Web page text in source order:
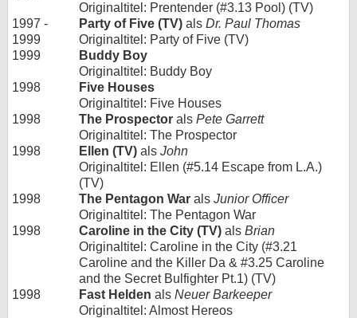
Originaltitel: Prentender (#3.13 Pool) (TV)
1997 -
1999
Party of Five (TV) als Dr. Paul Thomas
Originaltitel: Party of Five (TV)
1999
Buddy Boy
Originaltitel: Buddy Boy
1998
Five Houses
Originaltitel: Five Houses
1998
The Prospector als Pete Garrett
Originaltitel: The Prospector
1998
Ellen (TV) als John
Originaltitel: Ellen (#5.14 Escape from L.A.)
(TV)
1998
The Pentagon War als Junior Officer
Originaltitel: The Pentagon War
1998
Caroline in the City (TV) als Brian
Originaltitel: Caroline in the City (#3.21
Caroline and the Killer Da & #3.25 Caroline
and the Secret Bulfighter Pt.1) (TV)
1998
Fast Helden als Neuer Barkeeper
Originaltitel: Almost Hereos